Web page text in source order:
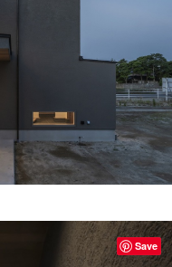
Save